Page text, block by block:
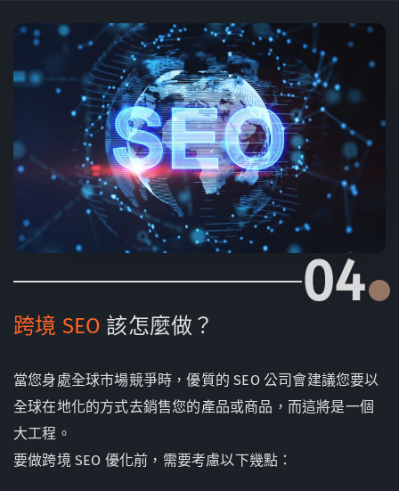
04
跨境 SEO 該怎麼做？
當您身處全球市場競爭時，優質的 SEO 公司會建議您要以
全球在地化的方式去銷售您的產品或商品，而這將是一個
大工程。
要做跨境 SEO 優化前，需要考慮以下幾點：